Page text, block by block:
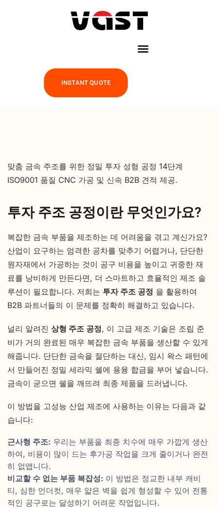
INSTANT QUOTE
맞춤 금속 주조를 위한 정밀 투자 성형 공정 14단계
ISO9001 품질 CNC 가공 및 신속 B2B 견적 제공.
투자 주조 공정이란 무엇인가요?
복잡한 금속 부품을 제조하는 데 어려움을 겪고 계신가요?
산업이 요구하는 엄격한 공차를 맞추기 어렵거나, 단단한
원자재에서 가공하는 것이 공구 비용을 높이고 귀중한 재
료를 낭비하게 만든다면, 더 스마트하고 효율적인 제조 솔
루션이 필요합니다. 저희는 투자 주조 공정 을 활용하여
B2B 파트너들의 이 문제를 정확히 해결하고 있습니다.
널리 알려진 상형 주조 공정, 이 고급 제조 기술은 조립 준
비가 거의 완료된 매우 복잡한 금속 부품을 생산할 수 있게
해줍니다. 단단한 금속을 절단하는 대신, 임시 왁스 패턴에
서 만들어진 정밀 세라믹 쉘에 용융 합금을 부어 넣습니다.
금속이 굳으면 쉘을 깨뜨려 최종 제품을 드러냅니다.
이 방법을 고성능 산업 제조에 사용하는 이유는 다음과 같
습니다:
근사형 주조: 우리는 부품을 최종 치수에 매우 가깝게 생산
하여, 비용이 많이 드는 후가공 작업을 크게 줄이거나 완전
히 없앱니다.
비교할 수 없는 부품 복잡성: 이 방법은 정교한 내부 캐비
티, 심한 언더컷, 매우 얇은 벽을 쉽게 형성할 수 있어 전통
적인 공구로는 달성하기 어려운 작업입니다.